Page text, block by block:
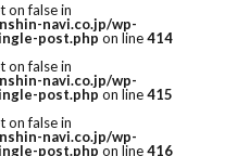
on false in
navi.co.jp/wp-
post.php on line414
on false in
navi.co.jp/wp-
post.php on line415
on false in
navi.co.jp/wp-
post.php on line416